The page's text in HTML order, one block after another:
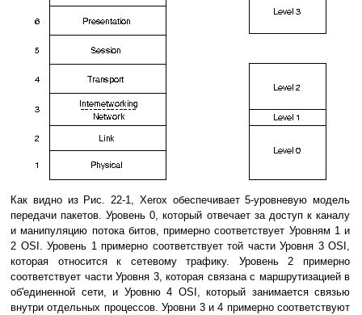
Как видно из Рис. 22-1, Xerox обеспечивает 5-уровневую модель
передачи пакетов. Уровень 0, который отвечает за доступ к каналу
и манипуляцию потока битов, примерно соответствует Уровням 1 и
2 OSI. Уровень 1 примерно соответствует той части Уровня 3 OSI,
которая относится к сетевому трафику. Уровень 2 примерно
соответствует части Уровня 3, которая связана с маршрутизацией в
об'единенной сети, и Уровню 4 OSI, который занимается связью
внутри отдельных процессов. Уровни 3 и 4 примерно соответствуют